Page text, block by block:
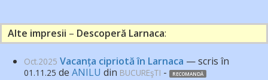
Alte impresii – Descoperă Larnaca:
Oct.2025 Vacanța cipriotă în Larnaca — scris în
01.11.25 de ANILU din BUCUREşTI - RECOMANDĂ